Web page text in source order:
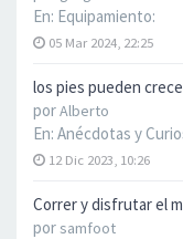
En: Equipamiento:
05 Mar 2024, 22:25
los pies pueden
porAlberto
En: Anécdotas y
12 Dic 2023, 10:26
Correr y disfrutar el
por samfoot